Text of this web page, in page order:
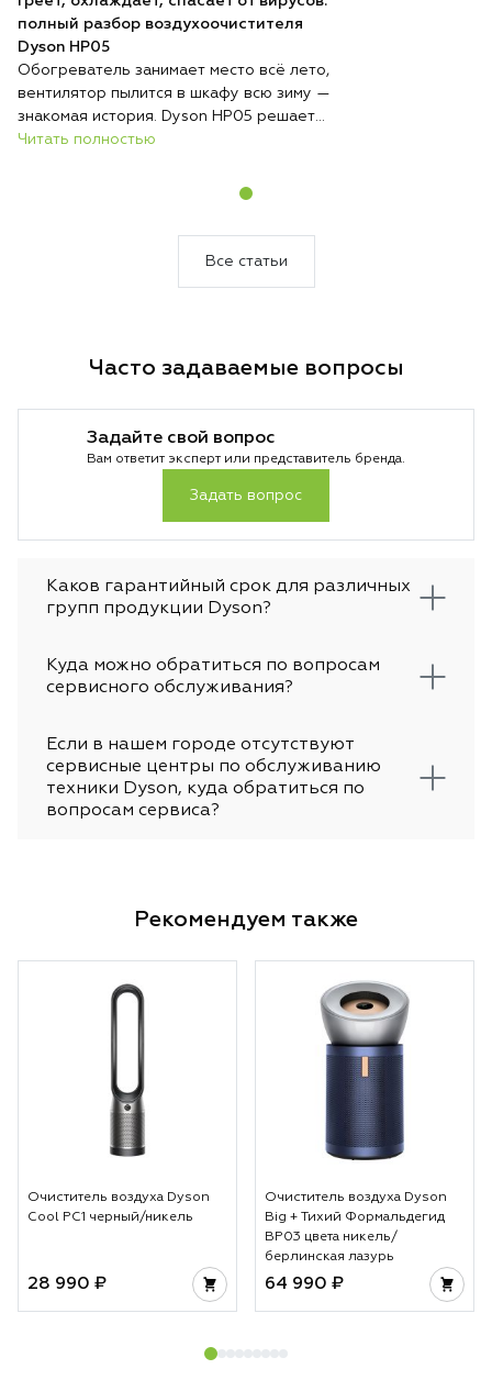
полный разбор воздухоочистителя
Dyson HP05
Обогреватель занимает место всё лето,
вентилятор пылится в шкафу всю зиму —
знакомая история. Dyson HP05 решает
эту проблему радикально: один
одном месте и выполняет три функции —
перестановки техники, никакого поиска
Читать полностью
Все статьи
Часто задаваемые вопросы
Задайте свой вопрос
Вам ответит эксперт или представитель бренда.
Задать вопрос
Каков гарантийный срок для различных
групп продукции Dyson?
Куда можно обратиться по вопросам
сервисного обслуживания?
Если в нашем городе отсутствуют
сервисные центры по обслуживанию
техники Dyson, куда обратиться по
вопросам сервиса?
Рекомендуем также
Очиститель воздуха Dyson
Cool PC1 черный/никель
28 990 ₽
Очиститель воздуха Dyson
Big + Тихий Формальдегид
BP03 цвета никель/
берлинская лазурь
64 990 ₽